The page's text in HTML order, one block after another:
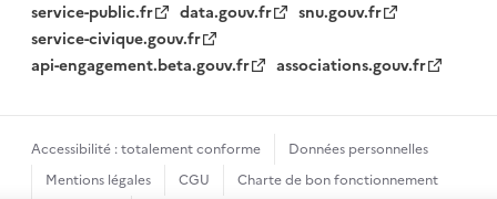
service-public.fr
data.gouv.fr
snu.gouv.fr
service-civique.gouv.fr
api-engagement.beta.gouv.fr
associations.gouv.fr
Accessibilité : totalement conforme
Données personnelles
Mentions légales
CGU Charte de bon fonctionnement